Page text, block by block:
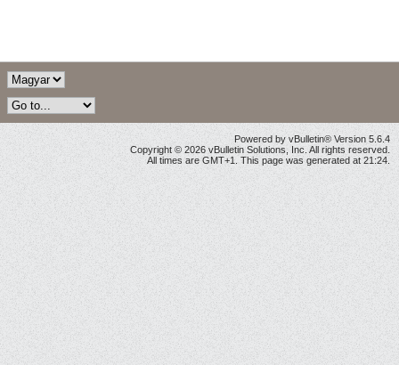
Powered by vBulletin® Version 5.6.4
Copyright © 2026 vBulletin Solutions, Inc. All rights reserved.
All times are GMT+1. This page was generated at 21:24.